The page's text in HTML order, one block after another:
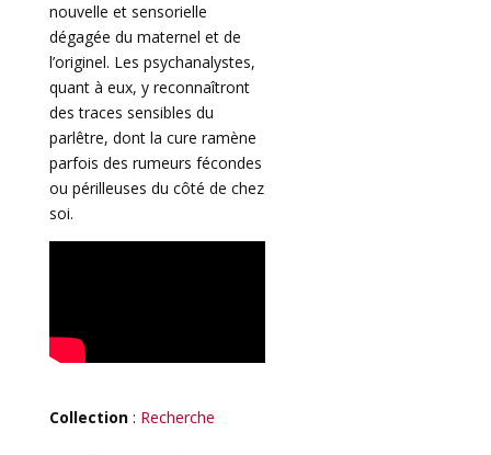
nouvelle et sensorielle
dégagée du maternel et de
l’originel. Les psychanalystes,
quant à eux, y reconnaîtront
des traces sensibles du
parlêtre, dont la cure ramène
parfois des rumeurs fécondes
ou périlleuses du côté de chez
soi.
Collection: Recherche